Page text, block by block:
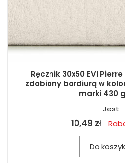
Ręcznik 30x50 EVI
zdobiony bordiurą w
marki 430
Jest
10,49 zł
Do